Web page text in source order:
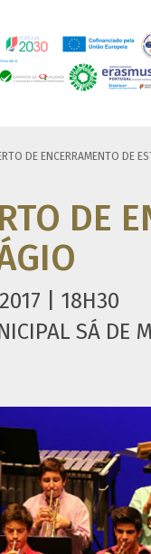
DE ENCERRAMENTO DE
DE
| 18H30
SÁ DE